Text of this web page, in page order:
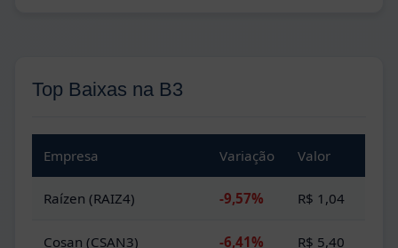
Top Baixas na B3
Empresa Variação Valor
Raízen (RAIZ4) -9,57% R$ 1,04
Cosan (CSAN3) -6,41% R$ 5,40